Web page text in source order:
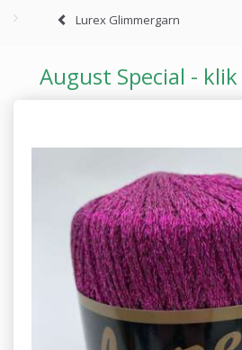
Lurex Glimmergarn
August Special -